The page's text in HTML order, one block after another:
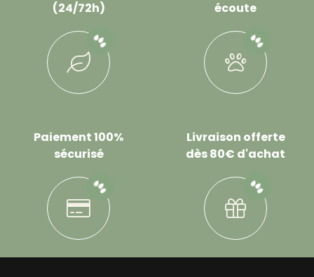
(24/72h)
écoute
Paiement 100%
sécurisé
Livraison offerte
dès 80€ d'achat